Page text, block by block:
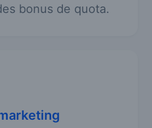
bonus de quota.